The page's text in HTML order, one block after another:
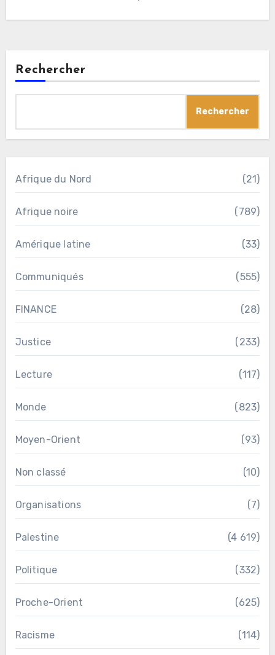
Rechercher
Rechercher
Afrique du Nord (21)
Afrique noire (789)
Amérique latine (33)
Communiqués (555)
FINANCE (28)
Justice (233)
Lecture (117)
Monde (823)
Moyen-Orient (93)
Non classé (10)
Organisations (7)
Palestine (4 619)
Politique (332)
Proche-Orient (625)
Racisme (114)